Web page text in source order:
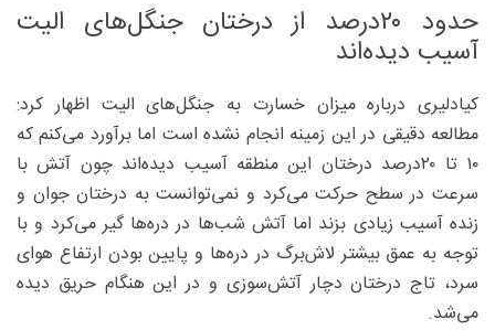
حدود ۲۰‌درصد از درختان جنگل‌های الیت
آسیب دیده‌اند
کیادلیری درباره میزان خسارت به جنگل‌های الیت اظهار کرد:
مطالعه دقیقی در این زمینه انجام نشده است اما برآورد می‌کنم که
۱۰ تا ۲۰‌درصد درختان این منطقه آسیب دیده‌اند چون آتش با
سرعت در سطح حرکت می‌کرد و نمی‌توانست به درختان جوان و
زنده آسیب زیادی بزند اما آتش شب‌ها در دره‌ها گیر می‌کرد و با
توجه به عمق بیشتر لاش‌برگ در دره‌ها و پایین بودن ارتفاع هوای
سرد،‌ تاج درختان دچار آتش‌سوزی و در این هنگام حریق دیده
می‌شد.